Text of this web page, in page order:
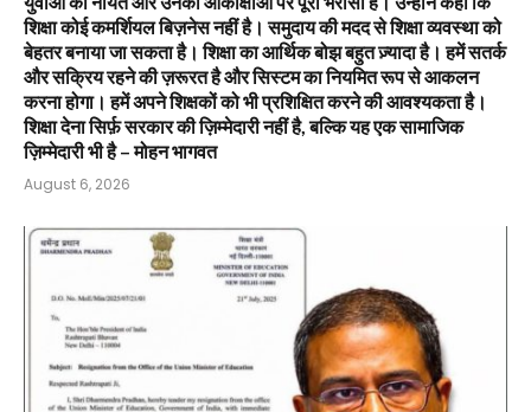
शिक्षा कोई कमर्शियल बिज़नेस नहीं है। समुदाय की मदद से शिक्षा व्यवस्था को
बेहतर बनाया जा सकता है। शिक्षा का आर्थिक बोझ बहुत ज़्यादा है। हमें सतर्क
और सक्रिय रहने की ज़रूरत है और सिस्टम का नियमित रूप से आकलन
करना होगा। हमें अपने शिक्षकों को भी प्रशिक्षित करने की आवश्यकता है।
शिक्षा देना सिर्फ़ सरकार की ज़िम्मेदारी नहीं है, बल्कि यह एक सामाजिक
ज़िम्मेदारी भी है – मोहन भागवत
August 6, 2026